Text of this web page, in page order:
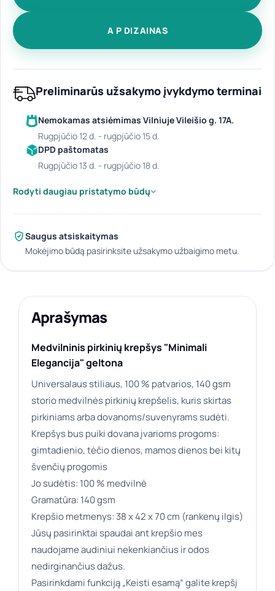
A P DIZAINAS
Preliminarūs užsakymo įvykdymo terminai
Nemokamas atsiėmimas Vilniuje Vileišio g. 17A.
rugpjūčio 12 d. - rugpjūčio 15 d.
DPD paštomatas
rugpjūčio 13 d. - rugpjūčio 18 d.
Rodyti daugiau pristatymo būdų
Saugus atsiskaitymas
Mokėjimo būdą pasirinksite užsakymo užbaigimo metu.
Aprašymas
Medvilninis pirkinių krepšys "Minimali
Elegancija" geltona
Universalaus stiliaus, 100 % patvarios, 140 gsm
storio medvilnės pirkinių krepšelis, kuris skirtas
pirkiniams arba dovanoms/suvenyrams sudėti.
Krepšys bus puiki dovana įvarioms progoms:
gimtadienio, tėčio dienos, mamos dienos bei kitų
švenčių progomis
Jo sudėtis: 100 % medvilnė
Gramatūra: 140 gsm
Krepšio metmenys: 38 x 42 x 70 cm (rankenų ilgis)
Jūsų pasirinktai spaudai ant krepšio mes
naudojame audiniui nekenkiančius ir odos
nedirginančius dažus.
Pasirinkdami funkciją „Keisti esamą“ galite krepšį